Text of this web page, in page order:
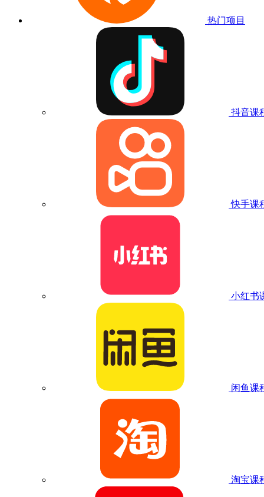
热门项目
抖音课
快手课
小红书
闲鱼课
淘宝课